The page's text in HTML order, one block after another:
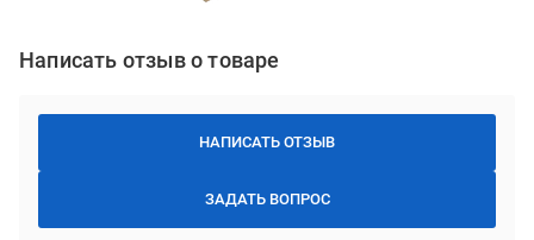
Написать отзыв о товаре
НАПИСАТЬ ОТЗЫВ
ЗАДАТЬ ВОПРОС